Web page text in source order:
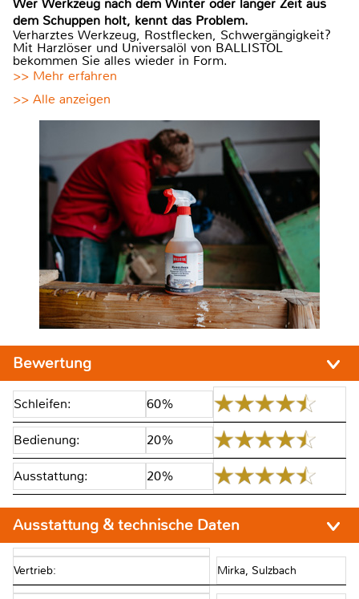
Wer Werkzeug nach dem Winter oder langer Zeit aus
dem Schuppen holt, kennt das Problem.
Verharztes Werkzeug, Rostflecken, Schwergängigkeit?
Mit Harzlöser und Universalöl von BALLISTOL
bekommen Sie alles wieder in Form.
>> Mehr erfahren
>> Alle anzeigen
Bewertung
Schleifen: 60%
Bedienung: 20%
Ausstattung: 20%
Ausstattung & technische Daten
Vertrieb: Mirka, Sulzbach